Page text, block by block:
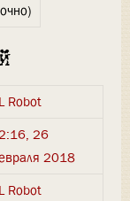
Robot
26
2018
Robot